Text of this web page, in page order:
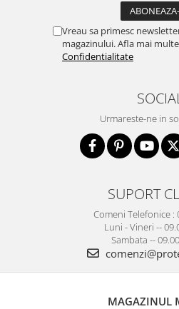
Vreau sa primesc
magazinului. Afla mai
Confidentialitate
Urmareste-ne in
SUPORT
Comeni Telefonice :
Luni - Vineri --
Sambata --
MAGAZINUL